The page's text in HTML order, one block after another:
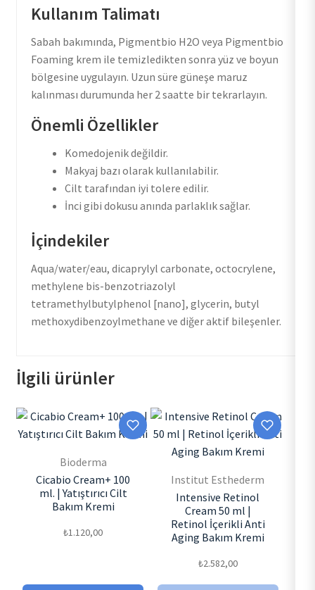
Kullanım Talimatı
Sabah bakımında, Pigmentbio H2O veya Pigmentbio
Foaming krem ile temizledikten sonra yüz ve boyun
bölgesine uygulayın. Uzun süre güneşe maruz
kalınması durumunda her 2 saatte bir tekrarlayın.
Önemli Özellikler
Komedojenik değildir.
Makyaj bazı olarak kullanılabilir.
Cilt tarafından iyi tolere edilir.
İnci gibi dokusu anında parlaklık sağlar.
İçindekiler
Aqua/water/eau, dicaprylyl carbonate, octocrylene,
methylene bis-benzotriazolyl
tetramethylbutylphenol [nano], glycerin, butyl
methoxydibenzoylmethane ve diğer aktif bileşenler.
İlgili ürünler
Bioderma
Cicabio Cream+ 100
ml. | Yatıştırıcı Cilt
Bakım Kremi
₺1.120,00
Institut Esthederm
Intensive Retinol
Cream 50 ml |
Retinol İçerikli Anti
Aging Bakım Kremi
₺2.582,00